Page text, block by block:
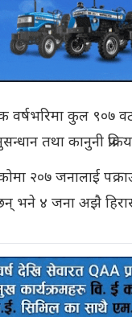
कुल ९०७
तथा कानुनी
२०७ जनालाई
भने ४ जना अझै